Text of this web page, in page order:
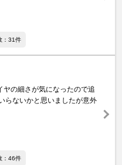
：31件
ヤの細さが気になったので追
らないかと思いましたが意外
：46件